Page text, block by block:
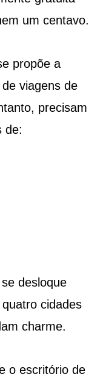
um centavo.
propõe a
viagens de
precisam
de:
desloque
cidades
charme.
o escritório de